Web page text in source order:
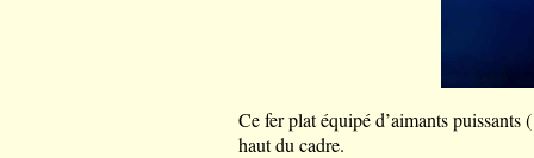
Ce fer plat équipé d’aimants puissants
haut du cadre.